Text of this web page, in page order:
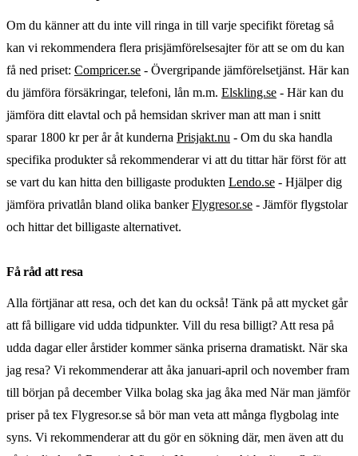
Om du känner att du inte vill ringa in till varje specifikt företag så
kan vi rekommendera flera prisjämförelsesajter för att se om du kan
få ned priset: Compricer.se - Övergripande jämförelsetjänst. Här kan
du jämföra försäkringar, telefoni, lån m.m. Elskling.se - Här kan du
jämföra ditt elavtal och på hemsidan skriver man att man i snitt
sparar 1800 kr per år åt kunderna Prisjakt.nu - Om du ska handla
specifika produkter så rekommenderar vi att du tittar här först för att
se vart du kan hitta den billigaste produkten Lendo.se - Hjälper dig
jämföra privatlån bland olika bankerFlygresor.se - Jämför flygstolar
och hittar det billigaste alternativet.
Få råd att resa
Alla förtjänar att resa, och det kan du också! Tänk på att mycket går
att få billigare vid udda tidpunkter. Vill du resa billigt? Att resa på
udda dagar eller årstider kommer sänka priserna dramatiskt. När ska
jag resa? Vi rekommenderar att åka januari-april och november fram
till början på december Vilka bolag ska jag åka med När man jämför
priser på tex Flygresor.se så bör man veta att många flygbolag inte
syns. Vi rekommenderar att du gör en sökning där, men även att du